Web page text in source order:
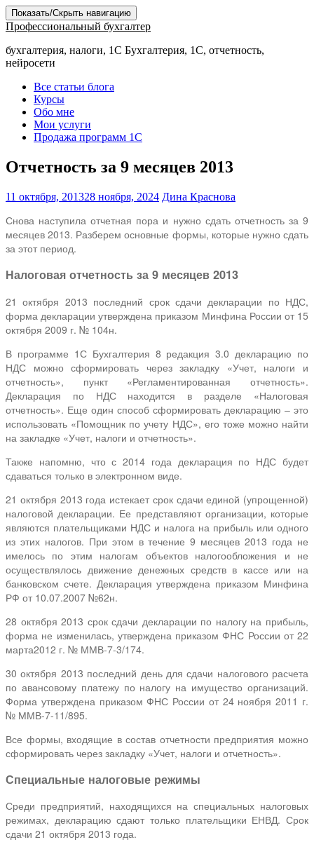
Показать/Скрыть навигацию
Профессиональный бухгалтер
бухгалтерия, налоги, 1С Бухгалтерия, 1С, отчетность,
нейросети
Все статьи блога
Курсы
Обо мне
Мои услуги
Продажа программ 1С
Отчетность за 9 месяцев 2013
11 октября, 201328 ноября, 2024 Дина Краснова
Снова наступила отчетная пора и нужно сдать отчетность за 9
месяцев 2013. Разберем основные формы, которые нужно сдать
за этот период.
Налоговая отчетность за 9 месяцев 2013
21 октября 2013 последний срок сдачи декларации по НДС,
форма декларации утверждена приказом Минфина России от 15
октября 2009 г. № 104н.
В программе 1С Бухгалтерия 8 редакция 3.0 декларацию по
НДС можно сформировать через закладку «Учет, налоги и
отчетность», пункт «Регламентированная отчетность».
Декларация по НДС находится в разделе «Налоговая
отчетность». Еще один способ сформировать декларацию – это
использовать «Помощник по учету НДС», его тоже можно найти
на закладке «Учет, налоги и отчетность».
Также напомню, что с 2014 года декларация по НДС будет
сдаваться только в электронном виде.
21 октября 2013 года истекает срок сдачи единой (упрощенной)
налоговой декларации. Ее представляют организации, которые
являются плательщиками НДС и налога на прибыль или одного
из этих налогов. При этом в течение 9 месяцев 2013 года не
имелось по этим налогам объектов налогообложения и не
осуществлялось движение денежных средств в кассе или на
банковском счете. Декларация утверждена приказом Минфина
РФ от 10.07.2007 №62н.
28 октября 2013 срок сдачи декларации по налогу на прибыль,
форма не изменилась, утверждена приказом ФНС России от 22
марта2012 г. № ММВ-7-3/174.
30 октября 2013 последний день для сдачи налогового расчета
по авансовому платежу по налогу на имущество организаций.
Форма утверждена приказом ФНС России от 24 ноября 2011 г.
№ ММВ-7-11/895.
Все формы, входящие в состав отчетности предприятия можно
сформировать через закладку «Учет, налоги и отчетность».
Специальные налоговые режимы
Среди предприятий, находящихся на специальных налоговых
режимах, декларацию сдают только плательщики ЕНВД. Срок
сдачи 21 октября 2013 года.